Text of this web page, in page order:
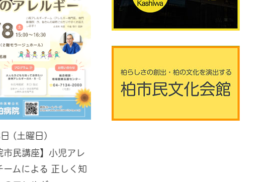
(土曜日)
市民講座】小児アレ
ームによる 正しく知